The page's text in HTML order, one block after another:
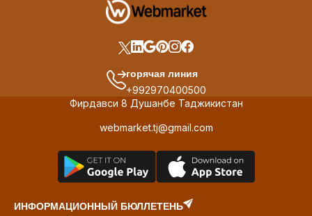
горячая линия
+992970400500
Фирдавси 8 Душанбе Таджикистан
webmarket.tj@gmail.com
ИНФОРМАЦИОННЫЙ БЮЛЛЕТЕНЬ